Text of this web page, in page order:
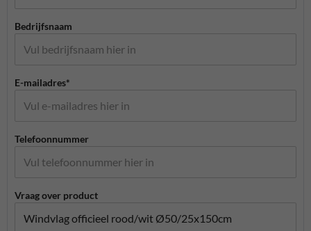
Bedrijfsnaam
E-mailadres*
Telefoonnummer
Vraag over product